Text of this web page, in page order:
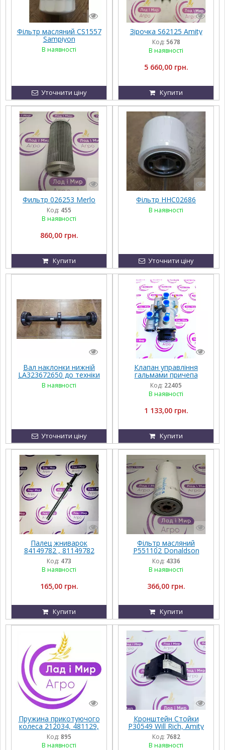
Фільтр масляний CS1557
Sampiyon
В наявності
Уточнити ціну
Зірочка S62125 Amity
Код: 5678
В наявності
5 660,00 грн.
Купити
Фильтр 026253 Merlo
Код: 455
В наявності
860,00 грн.
Купити
Фільтр HHC02686
В наявності
Уточнити ціну
Вал наклонки нижній
LA323672650 до техніки
FENDT, Challenger, MF,
Agco Parts
В наявності
Уточнити ціну
Клапан управління
гальмами причепа
87.87.998 9730090100
Код: 22405
В наявності
1 133,00 грн.
Купити
Палец жниварок
84149782 , 81149782
(760CG, 740CF, 3050,
3020 Flexi 1)
Код: 473
В наявності
165,00 грн.
Купити
Фільтр масляний
P551102 Donaldson
Код: 4336
В наявності
366,00 грн.
Купити
Пружина прикотуючого
колеса 212034, 481129,
220081
Код: 895
В наявності
Кронштейн Стойки
P30549 Will Rich, Amity
Код: 7682
В наявності